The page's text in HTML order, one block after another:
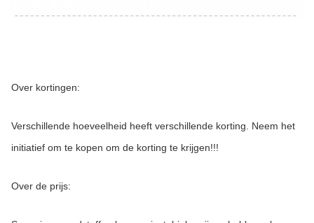
Over kortingen:
Verschillende hoeveelheid heeft verschillende korting. Neem het
initiatief om te kopen om de korting te krijgen!!!
Over de prijs: